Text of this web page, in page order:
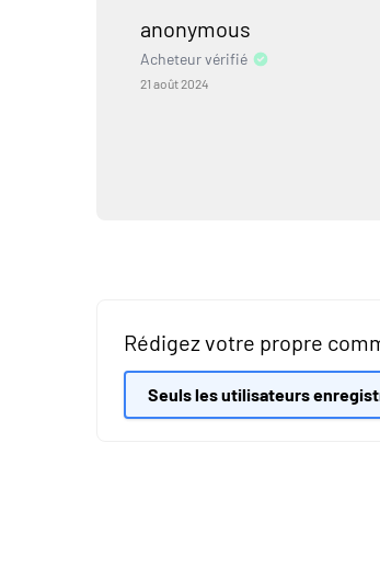
anonymous
Acheteur vérifié
21 août 2024
Rédigez votre propre
Seuls les utilisateurs